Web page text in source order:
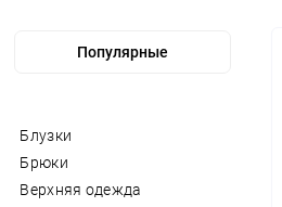
Блузки
Брюки
Верхняя одежда